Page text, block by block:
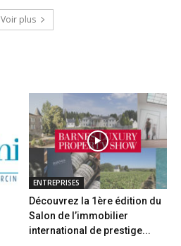
Voir plus
ENTREPRISES
Découvrez la 1ère édition du
Salon de l’immobilier
international de prestige...